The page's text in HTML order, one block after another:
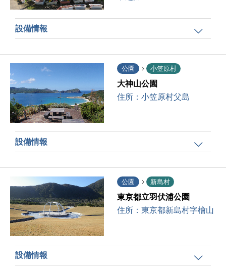
設備情報
公園 小笠原村
大神山公園
住所： 小笠原村父島
設備情報
公園 新島村
東京都立羽伏浦公園
住所： 東京都新島村字檜山
設備情報